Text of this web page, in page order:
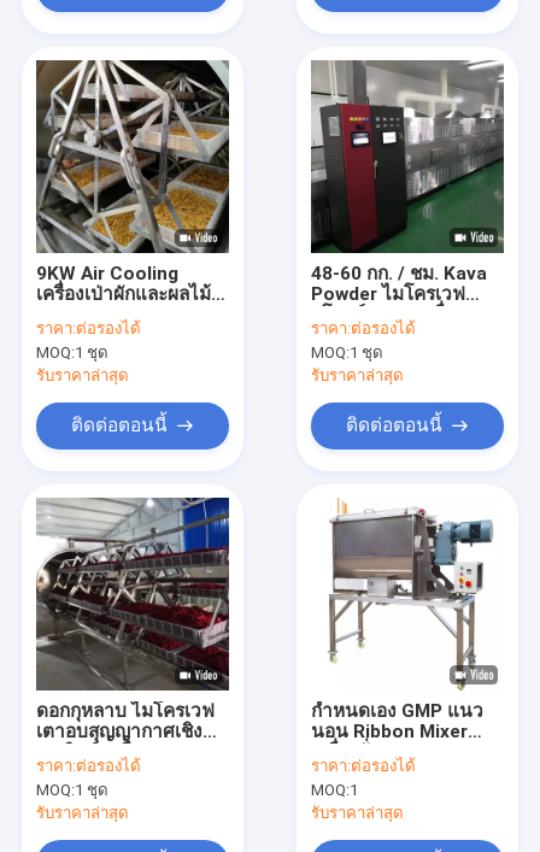
ผลิตภัณฑ์
เกี่ยวกับเรา
ทัวร์โรงงาน
ควบคุมคุณภาพ
ติดต่อเรา
ข่าว
9KW Air Cooling
เครื่องเป่าผักและผลไม้
สูญญากาศเตาอบ
ไมโครเวฟอบแห้ง
ราคา:ต่อรองได้
MOQ:1 ชุด
รับราคาล่าสุด
ติดต่อตอนนี้
48-60 กก. / ชม. Kava
Powder ไมโครเวฟ
อุโมงค์เตาอบเครื่องอบ
แห้งอุตสาหกรรม
ราคา:ต่อรองได้
MOQ:1 ชุด
รับราคาล่าสุด
ติดต่อตอนนี้
ดอกกุหลาบ ไมโครเวฟ
เตาอบสุญญากาศเชิง
พาณิชย์ เครื่องเทศ
เครื่องดูดฝุ่นเครื่องเป่า
เตาอบ
ราคา:ต่อรองได้
MOQ:1 ชุด
รับราคาล่าสุด
กำหนดเอง GMP แนว
นอน Ribbon Mixer
เครื่องปั่นผงอาหาร
1500kg / Batch
ราคา:ต่อรองได้
MOQ:1
รับราคาล่าสุด